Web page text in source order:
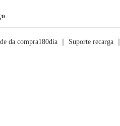
da compra180dia ｜ Suporte recarga